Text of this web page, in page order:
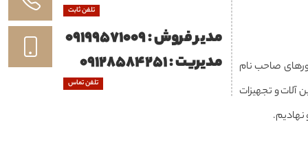
در داخل و کشورهای صاحب نام
آلات و تجهیزات
نهادیم.
تلفن ثابت
مدیر فروش : 09199571009
مدیریت : 09128584251
تلفن تماس